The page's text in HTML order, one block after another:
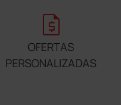
request_quote
OFERTAS
PERSONALIZADAS